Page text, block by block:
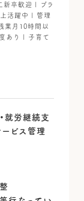
新卒歓迎 | ブラ
活躍中 | 管理
業月10時間以
あり | 子育て
就労継続支
ビス管理